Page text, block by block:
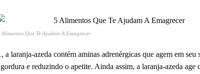
Alimentos Que Te Ajudam A Emagrecer
, a laranja-azeda contém aminas adrenérgicas que agem em
e reduzindo o apetite. Ainda assim, a laranja-azeda